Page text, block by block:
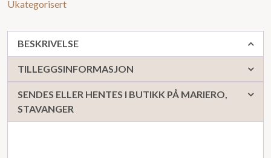
Ukategorisert
BESKRIVELSE
TILLEGGSINFORMASJON
SENDES ELLER HENTES I BUTIKK PÅ MARIERO,
STAVANGER